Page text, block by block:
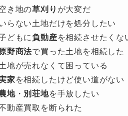
き地の草刈り が大変だ
らない土地だけを処分したい
どもに負動産を相続させたくな
野商法で買った土地を相続した
地が売れなくて困っている
家を相続したけど使い道がない
地・ 別荘地を手放したい
動産買取を断られた